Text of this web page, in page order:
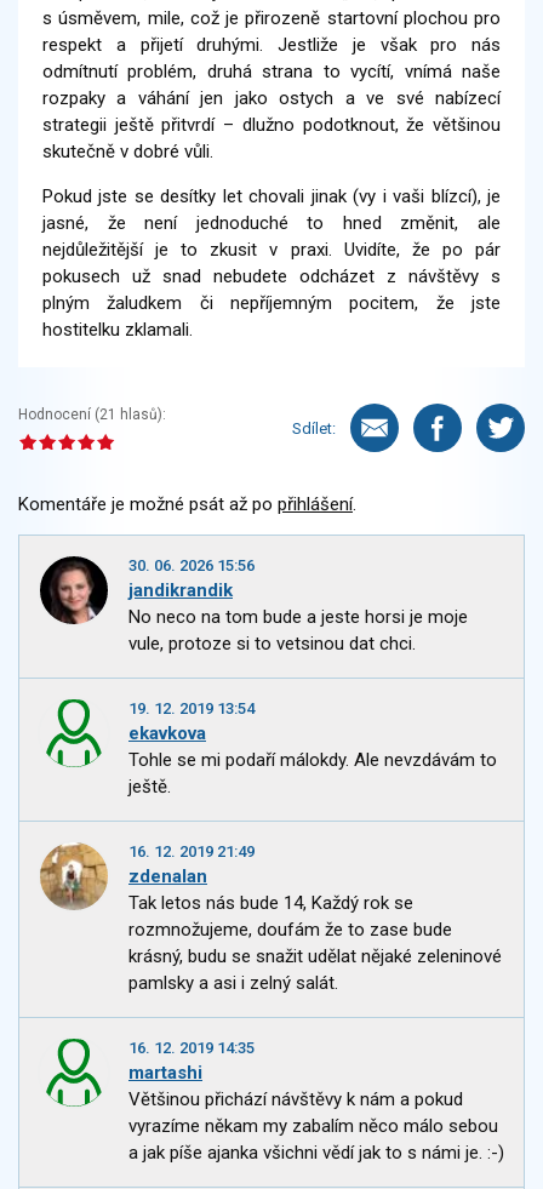
s úsměvem, mile, což je přirozeně startovní plochou pro
respekt a přijetí druhými. Jestliže je však pro nás
odmítnutí problém, druhá strana to vycítí, vnímá naše
rozpaky a váhání jen jako ostych a ve své nabízecí
strategii ještě přitvrdí – dlužno podotknout, že většinou
skutečně v dobré vůli.
Pokud jste se desítky let chovali jinak (vy i vaši blízcí), je
jasné, že není jednoduché to hned změnit, ale
nejdůležitější je to zkusit v praxi. Uvidíte, že po pár
pokusech už snad nebudete odcházet z návštěvy s
plným žaludkem či nepříjemným pocitem, že jste
hostitelku zklamali.
Hodnocení (21 hlasů):
Sdílet:
Komentáře je možné psát až po přihlášení.
30. 06. 2026 15:56
jandikrandik
No neco na tom bude a jeste horsi je moje
vule, protoze si to vetsinou dat chci.
19. 12. 2019 13:54
ekavkova
Tohle se mi podaří málokdy. Ale nevzdávám to
ještě.
16. 12. 2019 21:49
zdenalan
Tak letos nás bude 14, Každý rok se
rozmnožujeme, doufám že to zase bude
krásný, budu se snažit udělat nějaké zeleninové
pamlsky a asi i zelný salát.
16. 12. 2019 14:35
martashi
Většinou přichází návštěvy k nám a pokud
vyrazíme někam my zabalím něco málo sebou
a jak píše ajanka všichni vědí jak to s námi je. :-)